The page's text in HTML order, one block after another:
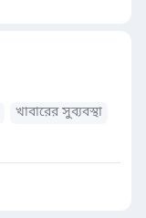
খাবারের সুব্যবস্থা